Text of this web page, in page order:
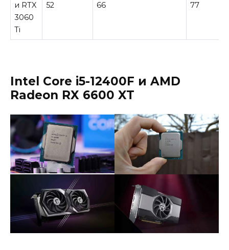
и RTX
3060
Ti
52 66 77
Intel Core i5-12400F и AMD
Radeon RX 6600 XT